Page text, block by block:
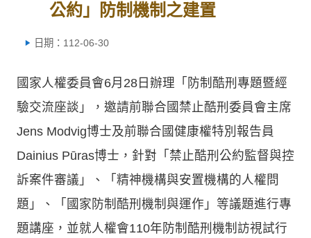
公約」防制機制之建置
日期：112-06-30
國家人權委員會6月28日辦理「防制酷刑專題暨經
驗交流座談」，邀請前聯合國禁止酷刑委員會主席
Jens Modvig博士及前聯合國健康權特別報告員
Dainius Pūras博士，針對「禁止酷刑公約監督與控
訴案件審議」、「精神機構與安置機構的人權問
題」、「國家防制酷刑機制與運作」等議題進行專
題講座，並就人權會110年防制酷刑機制訪視試行